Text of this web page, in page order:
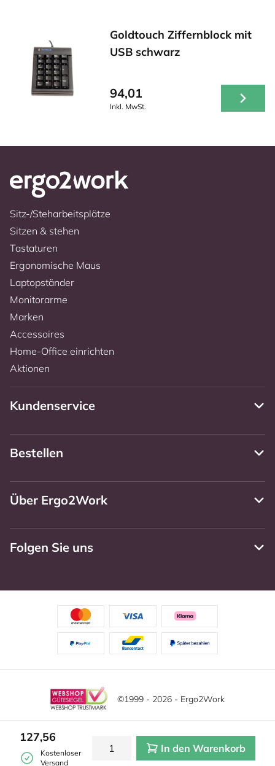
127,56
Kostenloser
Versand
In den Warenkorb
Goldtouch Ziffernblock mit
USB schwarz
94,01
Inkl. MwSt.
Sitz-/Steharbeitsplätze
Sitzen & stehen
Tastaturen
Ergonomische Maus
Laptopständer
Monitorarme
Marken
Accessoires
Home-Office einrichten
Aktionen
Kundenservice
Bestellen
Über Ergo2Work
Folgen Sie uns
©1999 - 2026 - Ergo2Work
Haftungsausschluss
Allgemeine Geschäftsbedingungen
Cookie-Einstellungen